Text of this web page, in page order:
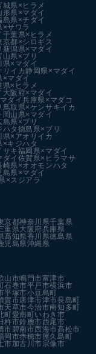
城県×ヒラメ
形県×マダイ
島県×チダイ
×サワラ
千葉県×ヒラメ
京都×シロギス
新潟県×マダイ
山県×ブリ
県×マダイ
リイカ静岡県×マダイ
×マダイ
県×ヒラメ
大阪府×マダイ
ダイ兵庫県×マダコ
鳥取県×ケンサキイカ
岡山県×マダイ
島県×ブリ
ハタ 徳島県×ブリ
県×アオリイカ
×キジハタ
サキ福岡県×マダイ
ダイ 佐賀県×ヒラマサ
崎県×オオモンハタ
島県×マダイ
×スジアラ
京都神奈川県千葉県
重県大阪府兵庫県
高知県香川県徳島県
児島県沖縄県
山市鳴門市富津市
石巻市平戸市横浜市
平塚市小豆島町
賀市唐津市津市長島町
天草市今治市南知多町
町愛南町いわき市
杵市鈴鹿市西尾市
市碧南市西海市高松市
岡市赤穂市屋久島町
市加古川市宗像市